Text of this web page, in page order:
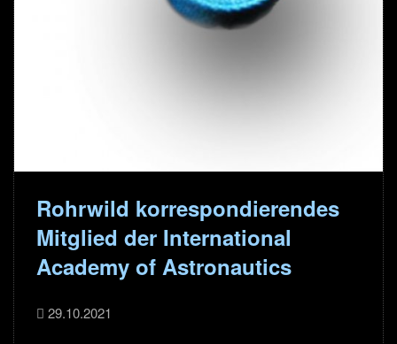
Rohrwild korrespondierendes
Mitglied der International
Academy of Astronautics
29.10.2021